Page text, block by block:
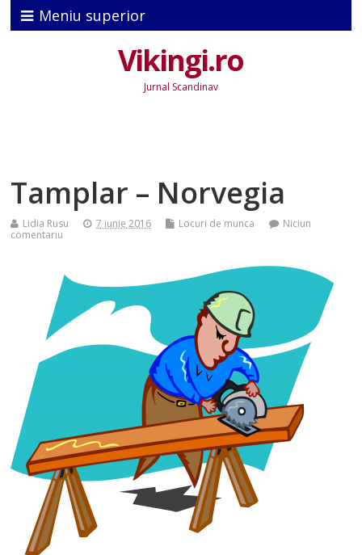
Meniu superior
Vikingi.ro
Jurnal Scandinav
Tamplar – Norvegia
Lidia Rusu 7 iunie 2016 Locuri de munca
Niciun
comentariu